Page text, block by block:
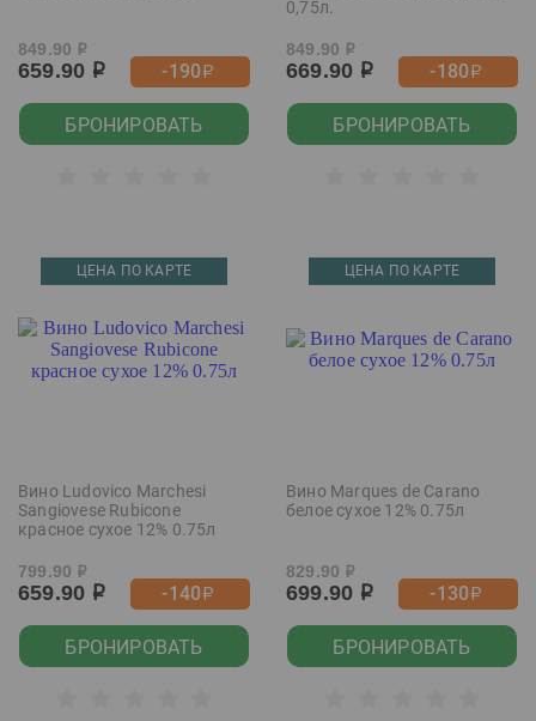
849.90 р
659.90 р -190р
БРОНИРОВАТЬ
0,75л.
849.90 р
669.90 р -180р
БРОНИРОВАТЬ
ЦЕНА ПО КАРТЕ
Вино Ludovico Marchesi
Sangiovese Rubicone
красное сухое 12% 0.75л
799.90 р
659.90 р -140р
БРОНИРОВАТЬ
ЦЕНА ПО КАРТЕ
Вино Marques de Carano
белое сухое 12% 0.75л
829.90 р
699.90 р -130р
БРОНИРОВАТЬ